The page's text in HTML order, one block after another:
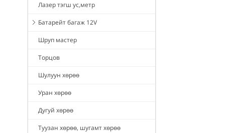
Лазер тэгш ус,метр
Батарейт багаж 12V
Шруп мастер
Торцов
Шулуун хөрөө
Уран хөрөө
Дугуй хөрөө
Туузан хөрөө, шугамт хөрөө